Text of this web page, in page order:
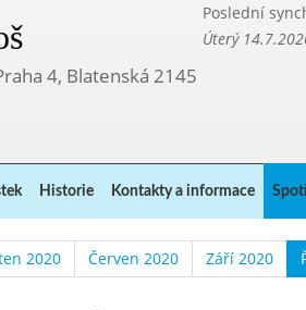
Poslední
Úterý
4, Blatenská 2145
Historie Kontakty a informace
2020 Červen 2020 Září 2020